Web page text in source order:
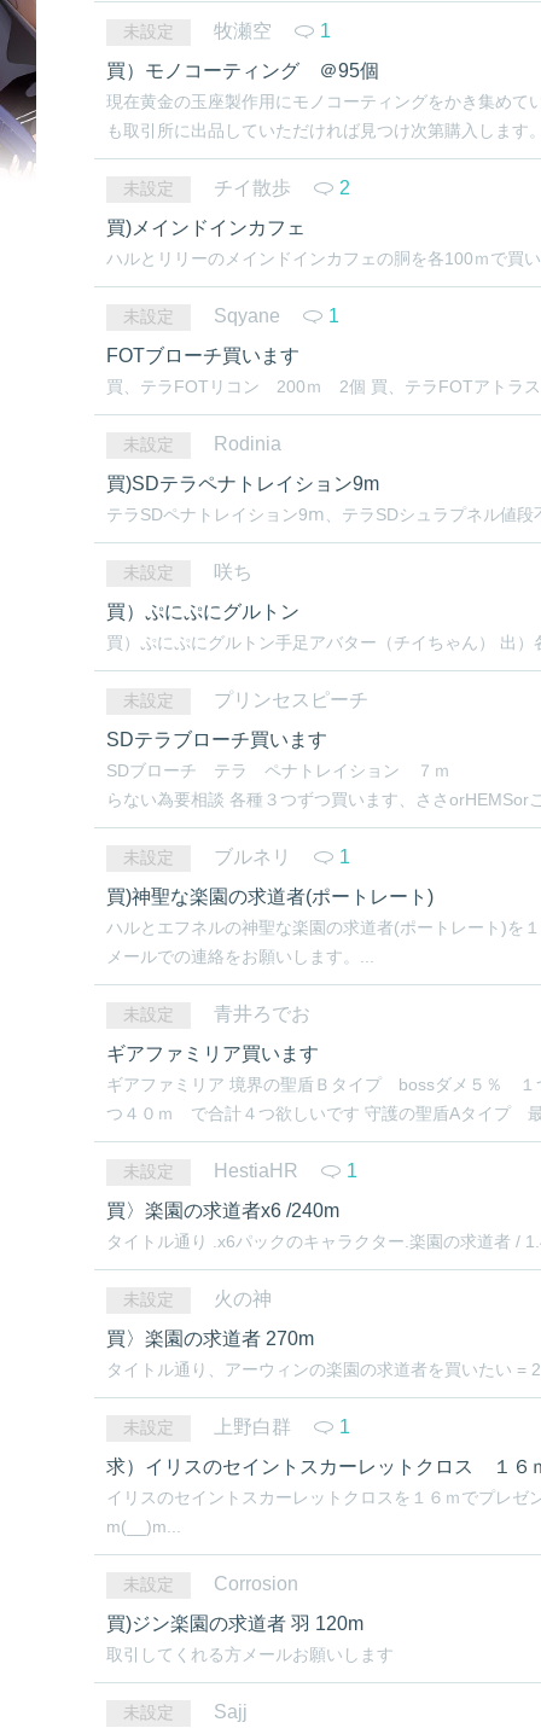
未設定 牧瀬空
1
買）モノコーティング ＠95個
現在黄金の玉座製作用にモノコーティングをかき集め
も取引所に出品していただければ見つけ次第購入しま
未設定 チイ散歩
2
買)メインドインカフェ
ハルとリリーのメインドインカフェの胴を各100ｍで買
未設定 Sqyane
1
FOTブローチ買います
買、テラFOTリコン 200ｍ 2個 買、テラFOTアトラ
未設定
Rodinia
買)SDテラペナトレイション9m
テラSDペナトレイション9ⅿ、テラSDシュラプネル値
未設定
咲ち
買）ぷにぷにグルトン
買）ぷにぷにグルトン手足アバター（チイちゃん） 出
未設定
プリンセスピーチ
SDテラブローチ買います
SDブローチ テラ ペナトレイシ
らない為要相談 各種３つずつ買います、ささorHEMSor
未設定 ブルネリ
1
買)神聖な楽園の求道者(ポートレート)
ハルとエフネルの神聖な楽園の求道者(ポートレート)を
メールでの連絡をお願いします。...
未設定
青井ろでお
ギアファミリア買います
ギアファミリア 境界の聖盾Ｂタイプ bossダメ５％
つ４０ｍ で合計４つ欲しいです 守護の聖盾Aタイ
未設定 HestiaHR
1
買〉楽園の求道者x6 /240m
タイトル通り .x6パックのキャラクター.楽園の求道者 /
未設定
火の神
買〉楽園の求道者 270m
タイトル通り、アーウィンの楽園の求道者を買いたい
未設定 上野白群
1
求）イリスのセイントスカーレットクロス １６
イリスのセイントスカーレットクロスを１６ｍでプレ
m(__)m...
未設定
Corrosion
買)ジン楽園の求道者 羽 120m
取引してくれる方メールお願いします
未設定 Sajj